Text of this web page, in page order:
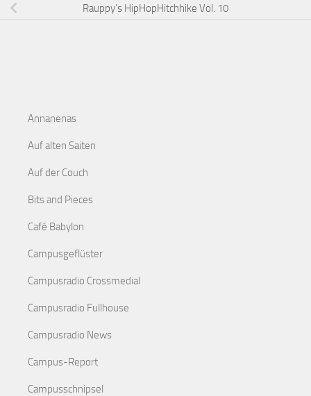
Rauppy’s HipHopHitchhike Vol. 10
Annanenas
Auf alten Saiten
Auf der Couch
Bits and Pieces
Café Babylon
Campusgeflüster
Campusradio Crossmedial
Campusradio Fullhouse
Campusradio News
Campus-Report
Campusschnipsel